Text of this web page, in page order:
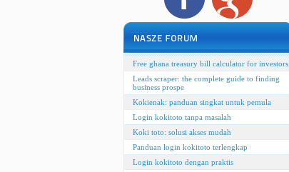
Free ghana treasury bill calculator for investors
Leads scraper: the complete guide to finding
business prospe
Kokienak: panduan singkat untuk pemula
Login kokitoto tanpa masalah
Koki toto: solusi akses mudah
Panduan login kokitoto terlengkap
Login kokitoto dengan praktis